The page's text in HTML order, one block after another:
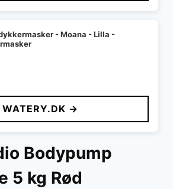
- Moana - Lilla -
WATERY.DK →
Bodypump
5 kg Rød